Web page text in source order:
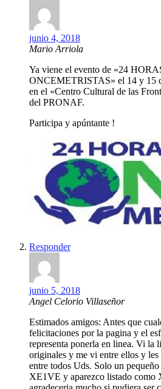
junio 4, 2018
Mario Arriola
Ya viene el evento de «24
ONCEMETRISTAS» el 14 y 15
en el «Centro Cultural de las
del PRONAF.
Participa y apúntante !
Responder
junio 5, 2018
Angel Celorio Villaseñor
Estimados amigos: Antes que
felicitaciones por la pagina y el
representa ponerla en linea. Vi la
originales y me vi entre ellos y les
entre todos Uds. Solo un
XE1VE y aparezco listado